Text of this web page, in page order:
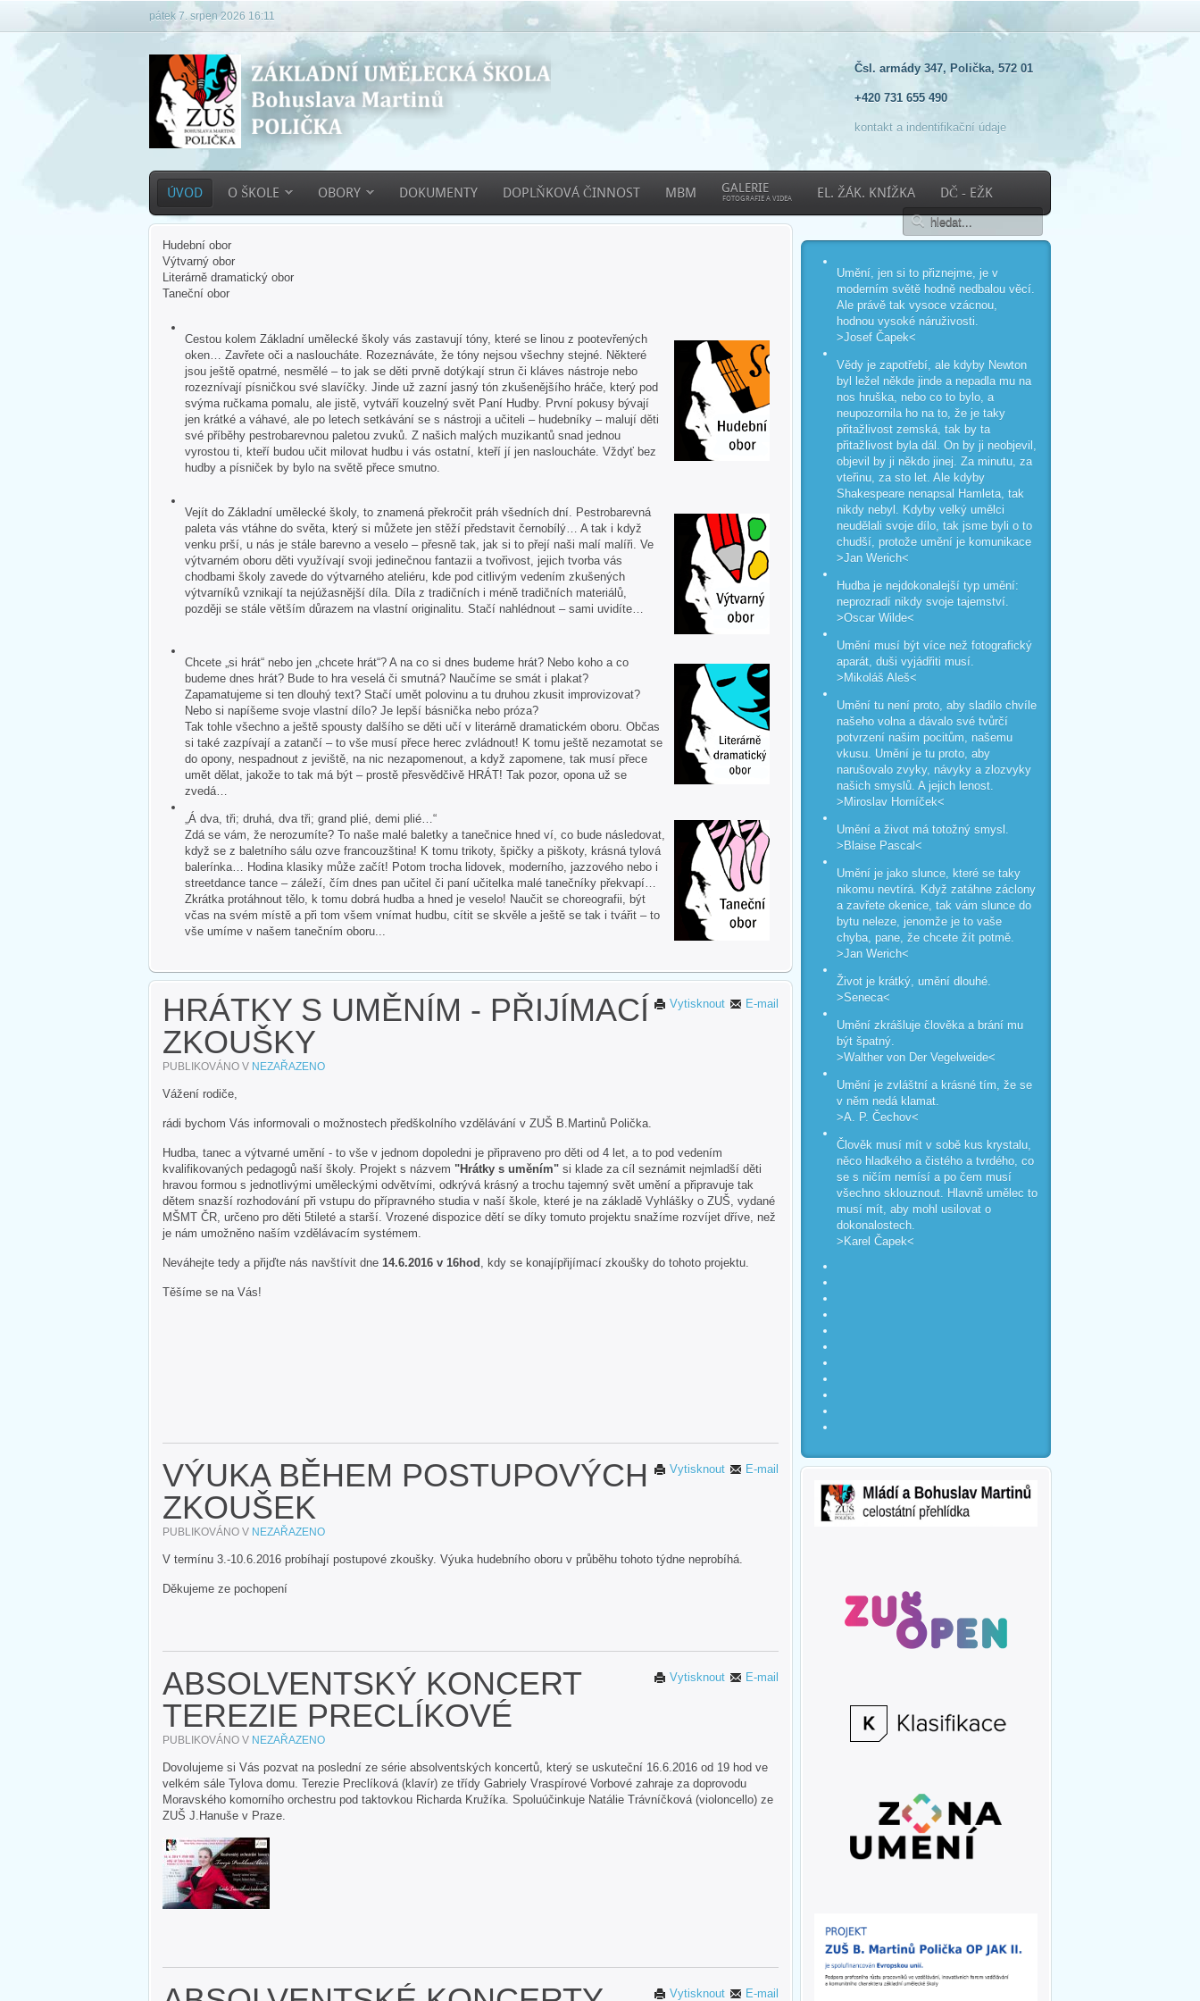
pátek 7. srpen 2026 16:11
Čsl. armády 347, Polička, 572 01
+420 731 655 490
kontakt a indentifikační údaje
ÚVOD O ŠKOLE OBORY DOKUMENTY DOPLŇKOVÁ ČINNOST MBM GALERIE
FOTOGRAFIE A VIDEA EL. ŽÁK. KNÍŽKA DČ - EŽK
Hudební obor
Výtvarný obor
Literárně dramatický obor
Taneční obor
Cestou kolem Základní umělecké školy vás zastavují tóny, které se linou z pootevřených
oken… Zavřete oči a nasloucháte. Rozeznáváte, že tóny nejsou všechny stejné. Některé
jsou ještě opatrné, nesmělé – to jak se děti prvně dotýkají strun či kláves nástroje nebo
rozeznívají písničkou své slavíčky. Jinde už zazní jasný tón zkušenějšího hráče, který pod
svýma ručkama pomalu, ale jistě, vytváří kouzelný svět Paní Hudby. První pokusy bývají
jen krátké a váhavé, ale po letech setkávání se s nástroji a učiteli – hudebníky – malují děti
své příběhy pestrobarevnou paletou zvuků. Z našich malých muzikantů snad jednou
vyrostou ti, kteří budou učit milovat hudbu i vás ostatní, kteří jí jen nasloucháte. Vždyť bez
hudby a písniček by bylo na světě přece smutno.
Vejít do Základní umělecké školy, to znamená překročit práh všedních dní. Pestrobarevná
paleta vás vtáhne do světa, který si můžete jen stěží představit černobílý… A tak i když
venku prší, u nás je stále barevno a veselo – přesně tak, jak si to přejí naši malí malíři. Ve
výtvarném oboru děti využívají svoji jedinečnou fantazii a tvořivost, jejich tvorba vás
chodbami školy zavede do výtvarného ateliéru, kde pod citlivým vedením zkušených
výtvarníků vznikají ta nejúžasnější díla. Díla z tradičních i méně tradičních materiálů,
později se stále větším důrazem na vlastní originalitu. Stačí nahlédnout – sami uvidíte…
Chcete „si hrát“ nebo jen „chcete hrát“? A na co si dnes budeme hrát? Nebo koho a co
budeme dnes hrát? Bude to hra veselá či smutná? Naučíme se smát i plakat?
Zapamatujeme si ten dlouhý text? Stačí umět polovinu a tu druhou zkusit improvizovat?
Nebo si napíšeme svoje vlastní dílo? Je lepší básnička nebo próza?
Tak tohle všechno a ještě spousty dalšího se děti učí v literárně dramatickém oboru. Občas
si také zazpívají a zatančí – to vše musí přece herec zvládnout! K tomu ještě nezamotat se
do opony, nespadnout z jeviště, na nic nezapomenout, a když zapomene, tak musí přece
umět dělat, jakože to tak má být – prostě přesvědčivě HRÁT! Tak pozor, opona už se
zvedá…
„Á dva, tři; druhá, dva tři; grand plié, demi plié…“
Zdá se vám, že nerozumíte? To naše malé baletky a tanečnice hned ví, co bude následovat,
když se z baletního sálu ozve francouzština! K tomu trikoty, špičky a piškoty, krásná tylová
balerínka… Hodina klasiky může začít! Potom trocha lidovek, moderního, jazzového nebo i
streetdance tance – záleží, čím dnes pan učitel či paní učitelka malé tanečníky překvapí…
Zkrátka protáhnout tělo, k tomu dobrá hudba a hned je veselo! Naučit se choreografii, být
včas na svém místě a při tom všem vnímat hudbu, cítit se skvěle a ještě se tak i tvářit – to
vše umíme v našem tanečním oboru...
E-mail
Vytisknout
HRÁTKY S UMĚNÍM - PŘIJÍMACÍ
ZKOUŠKY
PUBLIKOVÁNO V NEZAŘAZENO
Vážení rodiče,
rádi bychom Vás informovali o možnostech předškolního vzdělávání v ZUŠ B.Martinů Polička.
Hudba, tanec a výtvarné umění - to vše v jednom dopoledni je připraveno pro děti od 4 let, a to pod vedením
kvalifikovaných pedagogů naší školy. Projekt s názvem "Hrátky s uměním" si klade za cíl seznámit nejmladší děti
hravou formou s jednotlivými uměleckými odvětvími, odkrývá krásný a trochu tajemný svět umění a připravuje tak
dětem snazší rozhodování při vstupu do přípravného studia v naší škole, které je na základě Vyhlášky o ZUŠ, vydané
MŠMT ČR, určeno pro děti 5tileté a starší. Vrozené dispozice dětí se díky tomuto projektu snažíme rozvíjet dříve, než
je nám umožněno naším vzdělávacím systémem.
Neváhejte tedy a přijďte nás navštívit dne 14.6.2016 v 16hod , kdy se konajípřijímací zkoušky do tohoto projektu.
Těšíme se na Vás!
E-mail
Vytisknout
VÝUKA BĚHEM POSTUPOVÝCH
ZKOUŠEK
PUBLIKOVÁNO V NEZAŘAZENO
V termínu 3.-10.6.2016 probíhají postupové zkoušky. Výuka hudebního oboru v průběhu tohoto týdne neprobíhá.
Děkujeme ze pochopení
E-mail
Vytisknout
ABSOLVENTSKÝ KONCERT
TEREZIE PRECLÍKOVÉ
PUBLIKOVÁNO V NEZAŘAZENO
Dovolujeme si Vás pozvat na poslední ze série absolventských koncertů, který se uskuteční 16.6.2016 od 19 hod ve
velkém sále Tylova domu. Terezie Preclíková (klavír) ze třídy Gabriely Vraspírové Vorbové zahraje za doprovodu
Moravského komorního orchestru pod taktovkou Richarda Kružíka. Spoluúčinkuje Natálie Trávníčková (violoncello) ze
ZUŠ J.Hanuše v Praze.
E-mail
Vytisknout
Umění, jen si to přiznejme, je v
moderním světě hodně nedbalou věcí.
Ale právě tak vysoce vzácnou,
hodnou vysoké náruživosti.
>Josef Čapek<
Vědy je zapotřebí, ale kdyby Newton
byl ležel někde jinde a nepadla mu na
nos hruška, nebo co to bylo, a
neupozornila ho na to, že je taky
přitažlivost zemská, tak by ta
přitažlivost byla dál. On by ji neobjevil,
objevil by ji někdo jinej. Za minutu, za
vteřinu, za sto let. Ale kdyby
Shakespeare nenapsal Hamleta, tak
nikdy nebyl. Kdyby velký umělci
neudělali svoje dílo, tak jsme byli o to
chudší, protože umění je komunikace
>Jan Werich<
Hudba je nejdokonalejší typ umění:
neprozradí nikdy svoje tajemství.
>Oscar Wilde<
Umění musí být více než fotografický
aparát, duši vyjádřiti musí.
>Mikoláš Aleš<
Umění tu není proto, aby sladilo chvíle
našeho volna a dávalo své tvůrčí
potvrzení našim pocitům, našemu
vkusu. Umění je tu proto, aby
narušovalo zvyky, návyky a zlozvyky
našich smyslů. A jejich lenost.
>Miroslav Horníček<
Umění a život má totožný smysl.
>Blaise Pascal<
Umění je jako slunce, které se taky
nikomu nevtírá. Když zatáhne záclony
a zavřete okenice, tak vám slunce do
bytu neleze, jenomže je to vaše
chyba, pane, že chcete žít potmě.
>Jan Werich<
Život je krátký, umění dlouhé.
>Seneca<
Umění zkrášluje člověka a brání mu
být špatný.
>Walther von Der Vegelweide<
Umění je zvláštní a krásné tím, že se
v něm nedá klamat.
>A. P. Čechov<
Člověk musí mít v sobě kus krystalu,
něco hladkého a čistého a tvrdého, co
se s ničím nemísí a po čem musí
všechno sklouznout. Hlavně umělec to
musí mít, aby mohl usilovat o
dokonalostech.
>Karel Čapek<